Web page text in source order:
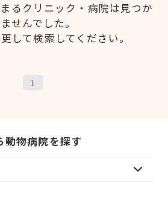
るクリニック・病院は見つか
せんでした。
して検索してください。
1
動物病院を探す